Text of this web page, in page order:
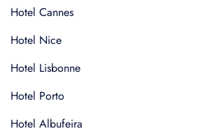
Hotel Cannes
Hotel Nice
Hotel Lisbonne
Hotel Porto
Hotel Albufeira